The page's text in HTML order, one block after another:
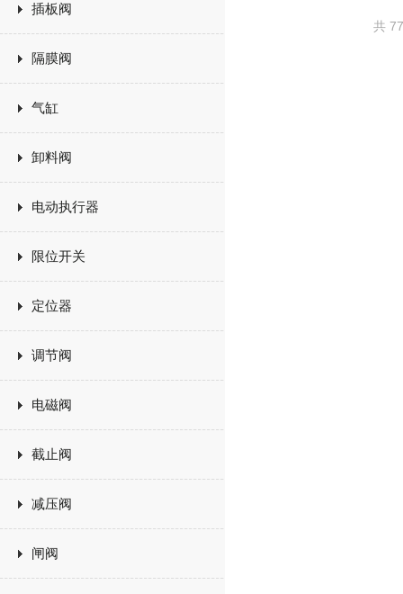
插板阀
隔膜阀
气缸
卸料阀
电动执行器
限位开关
定位器
调节阀
电磁阀
截止阀
减压阀
闸阀
共